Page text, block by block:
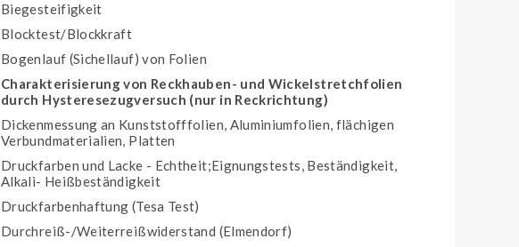
Biegesteifigkeit
Blocktest/Blockkraft
Bogenlauf (Sichellauf) von Folien
Charakterisierung von Reckhauben- und Wickelstretchfolien
durch Hysteresezugversuch (nur in Reckrichtung)
Dickenmessung an Kunststofffolien, Aluminiumfolien, flächigen
Verbundmaterialien, Platten
Druckfarben und Lacke - Echtheit;Eignungstests, Beständigkeit,
Alkali- Heißbeständigkeit
Druckfarbenhaftung (Tesa Test)
Durchreiß-/Weiterreißwiderstand (Elmendorf)